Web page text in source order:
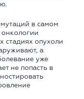
в самом
стадиях опухоли
а
уже
не попасть в